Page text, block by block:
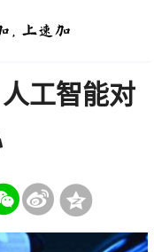
工智能对